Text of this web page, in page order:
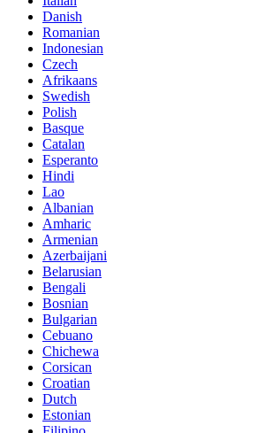
Danish
Romanian
Indonesian
Czech
Afrikaans
Swedish
Polish
Basque
Catalan
Esperanto
Hindi
Lao
Albanian
Amharic
Armenian
Azerbaijani
Belarusian
Bengali
Bosnian
Bulgarian
Cebuano
Chichewa
Corsican
Croatian
Dutch
Estonian